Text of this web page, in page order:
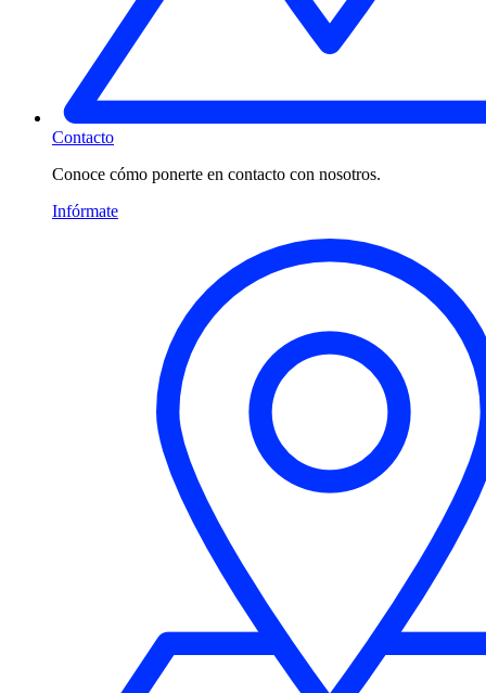
Contacto
Conoce cómo ponerte en contacto con nosotros.
Infórmate